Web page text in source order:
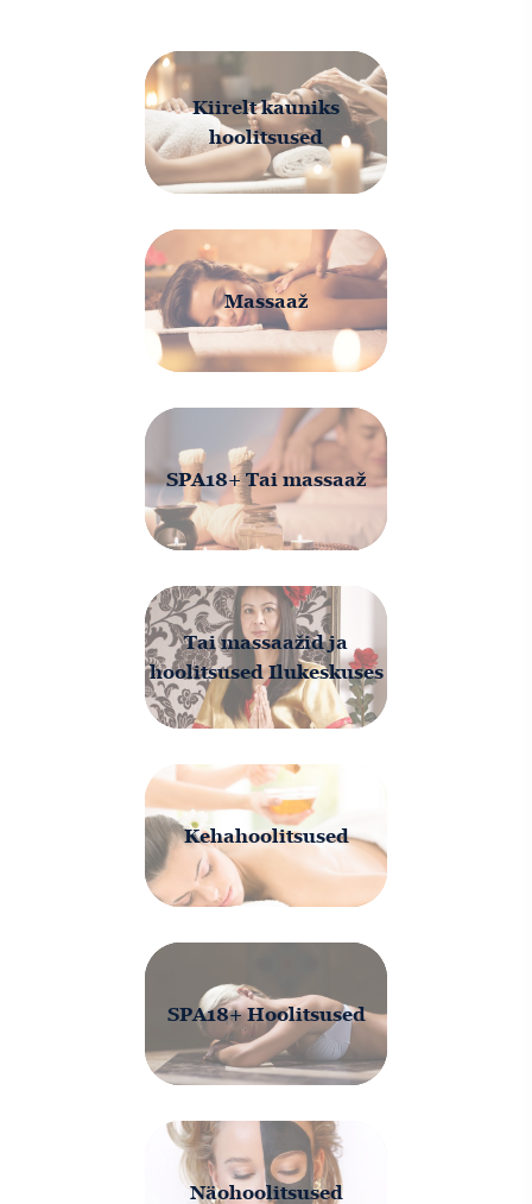
Kiirelt kauniks
hoolitsused
Massaaž
SPA18+ Tai massaaž
Tai massaažid ja
hoolitsused Ilukeskuses
Kehahoolitsused
SPA18+ Hoolitsused
Näohoolitsused